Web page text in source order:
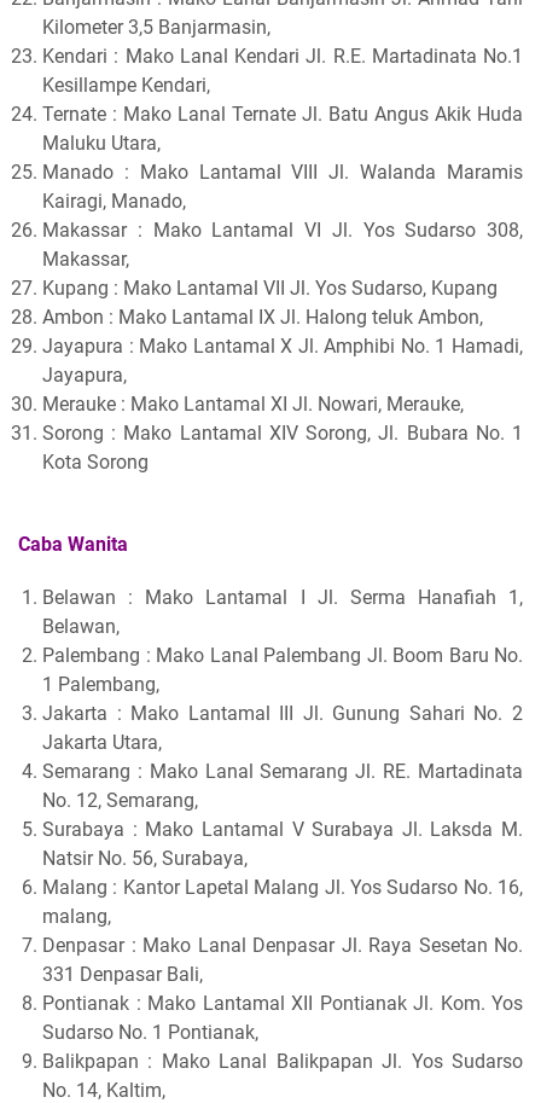
Kilometer 3,5 Banjarmasin,
Kendari : Mako Lanal Kendari Jl. R.E. Martadinata No.1
Kesillampe Kendari,
Ternate : Mako Lanal Ternate Jl. Batu Angus Akik Huda
Maluku Utara,
Manado : Mako Lantamal VIII Jl. Walanda Maramis
Kairagi, Manado,
Makassar : Mako Lantamal VI Jl. Yos Sudarso 308,
Makassar,
Kupang : Mako Lantamal VII Jl. Yos Sudarso, Kupang
Ambon : Mako Lantamal IX Jl. Halong teluk Ambon,
Jayapura : Mako Lantamal X Jl. Amphibi No. 1 Hamadi,
Jayapura,
Merauke : Mako Lantamal XI Jl. Nowari, Merauke,
Sorong : Mako Lantamal XIV Sorong, Jl. Bubara No. 1
Kota Sorong
Caba Wanita
Belawan : Mako Lantamal I Jl. Serma Hanafiah 1,
Belawan,
Palembang : Mako Lanal Palembang Jl. Boom Baru No.
1 Palembang,
Jakarta : Mako Lantamal III Jl. Gunung Sahari No. 2
Jakarta Utara,
Semarang : Mako Lanal Semarang Jl. RE. Martadinata
No. 12, Semarang,
Surabaya : Mako Lantamal V Surabaya Jl. Laksda M.
Natsir No. 56, Surabaya,
Malang : Kantor Lapetal Malang Jl. Yos Sudarso No. 16,
malang,
Denpasar : Mako Lanal Denpasar Jl. Raya Sesetan No.
331 Denpasar Bali,
Pontianak : Mako Lantamal XII Pontianak Jl. Kom. Yos
Sudarso No. 1 Pontianak,
Balikpapan : Mako Lanal Balikpapan Jl. Yos Sudarso
No. 14, Kaltim,